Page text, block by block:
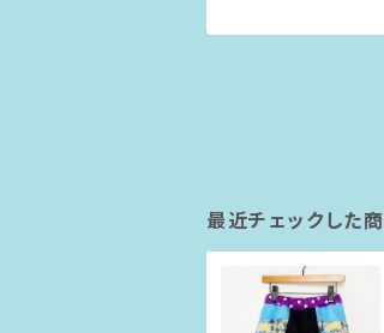
最近チェックした